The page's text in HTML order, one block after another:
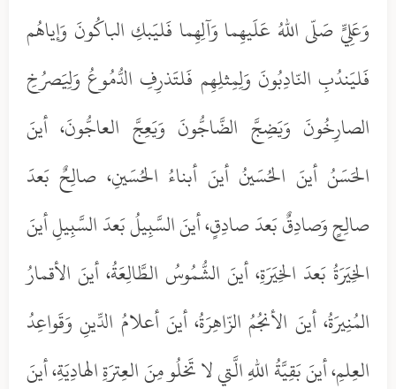
وَعَلِيٍّ صَلّى اللهُ عَلَيهِما وَآلِهِما فَليَبكِ الباكُونَ وَإياهُم
فَليَندُبِ النّادِبُونَ وَلِمِثلِهِم فَلتَذرِفِ الدُّمُوعُ وَلِيَصرُخِ
الصارِخُونَ وَيَضِجَّ الضَّاجُّونَ وَيَعِجَّ العاجُّونَ، أينَ
الحَسَنُ أينَ الحُسَينُ أينَ أبناءُ الحُسَينِ، صالِحٌ بَعدَ
صالِحٍ وَصادِقٌ بَعدَ صادِقٍ، أينَ السَّبِيلُ بَعدَ السَّبِيلِ أينَ
الخِيَرَةُ بَعدَ الخِيَرَةِ، أينَ الشُّمُوسُ الطَّالِعَةُ، أينَ الأقمارُ
المُنِيرَةُ، أينَ الأنجُمُ الزّاهِرَةُ، أينَ أعلامُ الدِّينِ وَقَواعِدُ
العِلمِ، أينَ بَقِيَّةُ اللهِ الَّتي لا تَخلُو مِنَ العِترَةِ الهادِيَةِ، أينَ